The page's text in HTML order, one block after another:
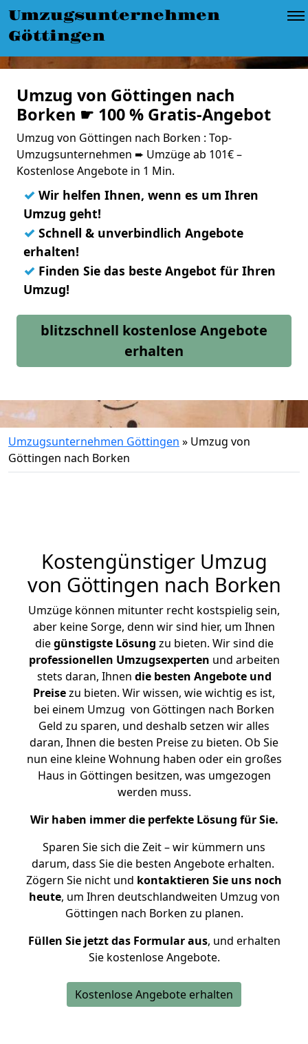
Umzugsunternehmen
Göttingen
Umzug von Göttingen nach
Borken ☛ 100 % Gratis-Angebot
Umzug von Göttingen nach Borken : Top-
Umzugsunternehmen ➨ Umzüge ab 101€ –
Kostenlose Angebote in 1 Min.
✓ Wir helfen Ihnen, wenn es um Ihren
Umzug geht!
✓ Schnell & unverbindlich Angebote
erhalten!
✓ Finden Sie das beste Angebot für Ihren
Umzug!
blitzschnell kostenlose Angebote
erhalten
Umzugsunternehmen Göttingen » Umzug von
Göttingen nach Borken
Kostengünstiger Umzug
von Göttingen nach Borken
Umzüge können mitunter recht kostspielig sein,
aber keine Sorge, denn wir sind hier, um Ihnen
diegünstigste Lösung zu bieten. Wir sind die
professionellen Umzugsexperten und arbeiten
stets daran, Ihnen die besten Angebote und
Preisezu bieten. Wir wissen, wie wichtig es ist,
bei einem Umzug von Göttingen nach Borken
Geld zu sparen, und deshalb setzen wir alles
daran, Ihnen die besten Preise zu bieten. Ob Sie
nun eine kleine Wohnung haben oder ein großes
Haus in Göttingen besitzen, was umgezogen
werden muss.
Wir haben immer die perfekte Lösung für Sie.
Sparen Sie sich die Zeit – wir kümmern uns
darum, dass Sie die besten Angebote erhalten.
Zögern Sie nicht und kontaktieren Sie uns noch
heute, um Ihren deutschlandweiten Umzug von
Göttingen nach Borken zu planen.
Füllen Sie jetzt das Formular aus, und erhalten
Sie kostenlose Angebote.
Kostenlose Angebote erhalten